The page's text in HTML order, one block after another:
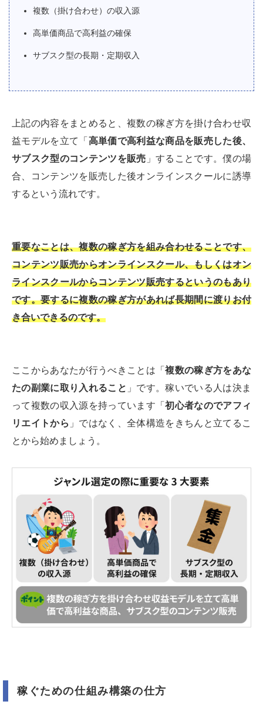
複数（掛け合わせ）の収入源
高単価商品で高利益の確保
サブスク型の長期・定期収入
上記の内容をまとめると、複数の稼ぎ方を掛け合わせ収
益モデルを立て「 高単価で高利益な商品を販売した後、
サブスク型のコンテンツを販売 」することです。僕の場
合、コンテンツを販売した後オンラインスクールに誘導
するという流れです。
重要なことは、複数の稼ぎ方を組み合わせることです、
コンテンツ販売からオンラインスクール、もしくはオン
ラインスクールからコンテンツ販売するというのもあり
です。要するに複数の稼ぎ方があれば長期間に渡りお付
き合いできるのです。
ここからあなたが行うべきことは「複数の稼ぎ方をあな
たの副業に取り入れること 」です。稼いでいる人は決ま
って複数の収入源を持っています「初心者なのでアフィ
リエイトから 」ではなく、全体構造をきちんと立てるこ
とから始めましょう。
稼ぐための仕組み構築の仕方